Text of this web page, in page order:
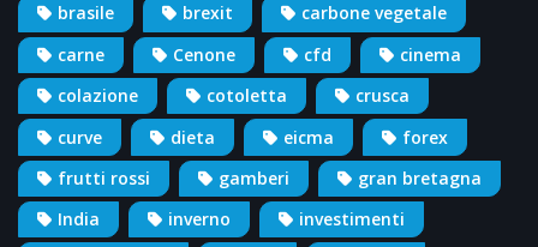
brasile
brexit
carbone vegetale
carne
Cenone cfd
cinema
colazione
cotoletta
crusca
curve
dieta eicma
forex
frutti rossi
gamberi
gran bretagna
India
inverno
investimenti